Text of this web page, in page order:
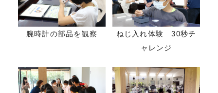
腕時計の部品を観察
ねじ入れ体験 30秒チ
ャレンジ